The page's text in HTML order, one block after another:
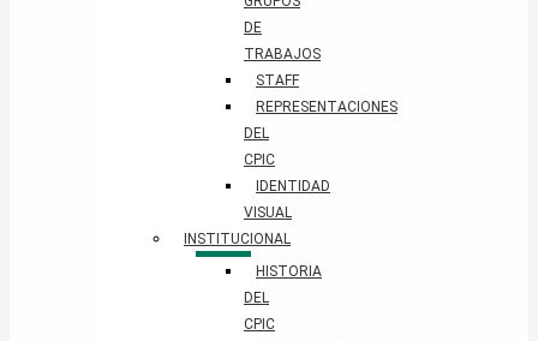
DE
TRABAJOS
STAFF
REPRESENTACIONES
DEL
CPIC
IDENTIDAD
VISUAL
INSTITUCIONAL
HISTORIA
DEL
CPIC